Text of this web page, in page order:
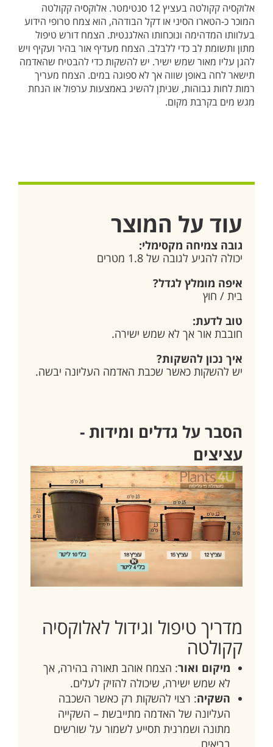
אלוקסיה קקולטה בעציץ 12 סנטימטר. אלוקסיה קקולטה
המוכר כ-הטארו הסיני או דקל הבודהה, הוא צמח טרופי הידוע
בעלוותו המדהימה ונוכחותו האלגנטית. הצמח דורש טיפול
מתון ותשומת לב כדי ללבלב. הצמח מעדיף אור בהיר ועקיף ויש
להגן עליו מאור שמש ישיר. יש להשקות כדי להבטיח שהאדמה
תישאר לחה באופן שווה אך לא ספוגה במים. הצמח מעריך
רמות לחות גבוהות, שניתן להשיג באמצעות ערפול או הנחת
מגש מים בקרבת מקום.
עוד על המוצר
גובה צמיחה מקסימלי:
יכולה להגיע לגובה של 1.8 מטרים
איפה מומלץ לגדל?
בית / חוץ
טוב לדעת:
חובבת אור אך לא שמש ישירה.
איך נכון להשקות?
יש להשקות כאשר שכבת האדמה העליונה יבשה.
הסבר על גדלים ומידות -
עציצים
מדריך טיפול וגידול לאלוקסיה
קקולטה
מיקום ואור: הצמח אוהב תאורה בהירה, אך
לא שמש ישירה, שיכולה להזיק לעלים.
השקיה: רצוי להשקות רק כאשר השכבה
העליונה של האדמה מתייבשת – השקייה
מתונה ושמרנית תסייע לשמור על שורשים
בריאים.